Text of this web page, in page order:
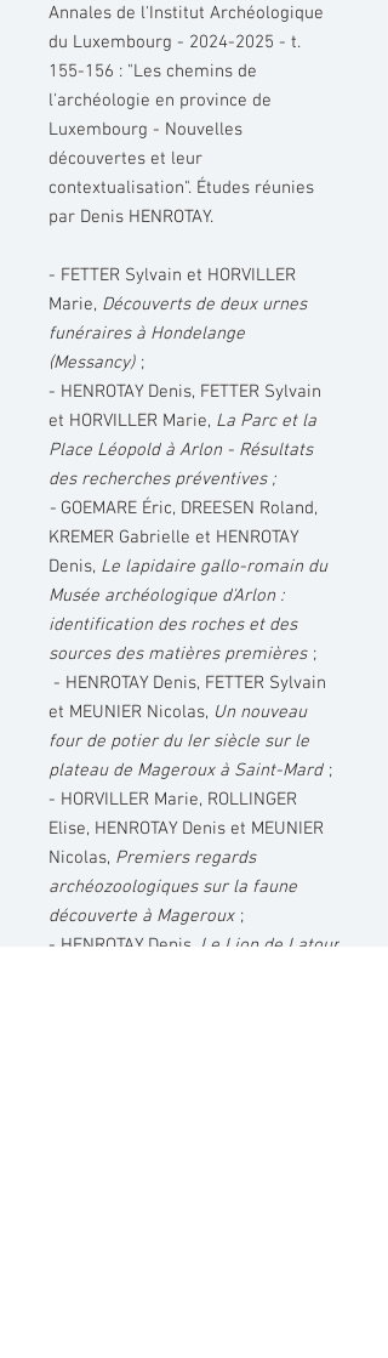
Annales de l'Institut Archéologique
du Luxembourg - 2024-2025 - t.
155-156 : "Les chemins de
l'archéologie en province de
Luxembourg - Nouvelles
découvertes et leur
contextualisation". Études réunies
par Denis HENROTAY.
- FETTER Sylvain et HORVILLER
Marie, Découverts de deux urnes
funéraires à Hondelange
(Messancy) ;
- HENROTAY Denis, FETTER Sylvain
et HORVILLER Marie, La Parc et la
Place Léopold à Arlon - Résultats
des recherches préventives ;
- GOEMARE Éric, DREESEN Roland,
KREMER Gabrielle et HENROTAY
Denis, Le lapidaire gallo-romain du
Musée archéologique d'Arlon :
identification des roches et des
sources des matières premières ;
- HENROTAY Denis, FETTER Sylvain
et MEUNIER Nicolas, Un nouveau
four de potier du Ier siècle sur le
plateau de Mageroux à Saint-Mard ;
- HORVILLER Marie, ROLLINGER
Elise, HENROTAY Denis et MEUNIER
Nicolas, Premiers regards
archéozoologiques sur la faune
découverte à Mageroux ;
- HENROTAY Denis, Le Lion de Latour